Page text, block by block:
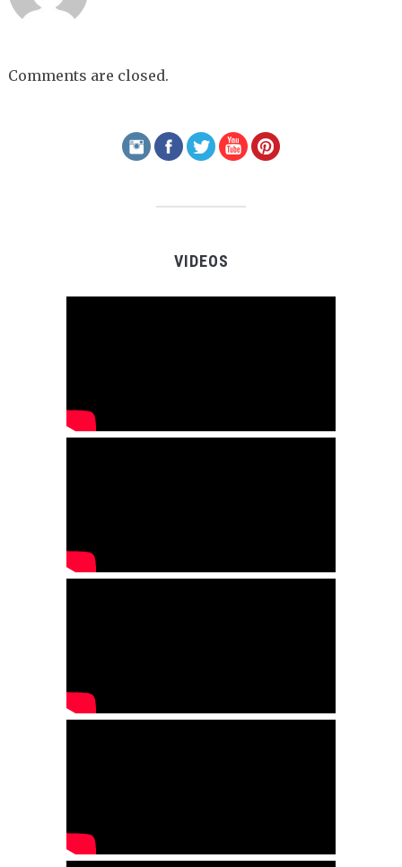
Comments are closed.
VIDEOS